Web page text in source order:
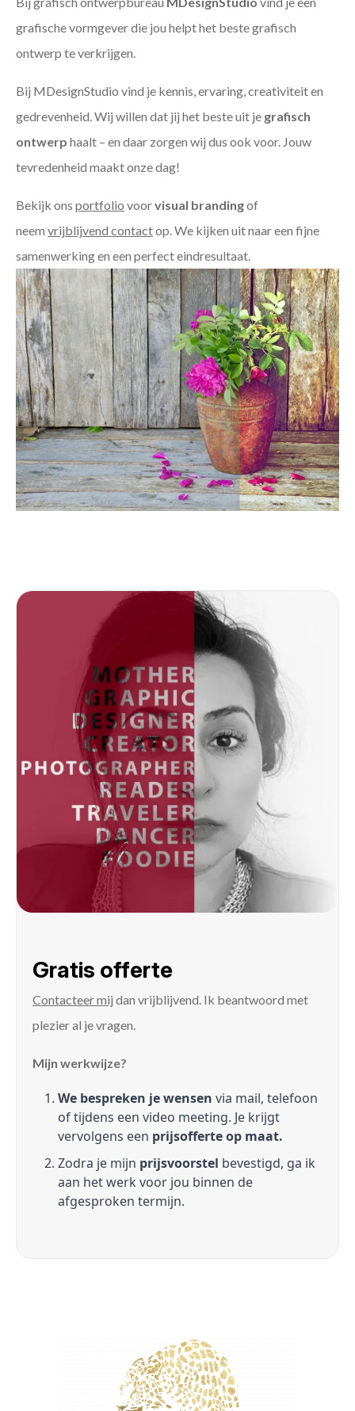
grafische vormgever die jou helpt het beste grafisch
ontwerp te verkrijgen.
Bij MDesignStudio vind je kennis, ervaring, creativiteit en
gedrevenheid. Wij willen dat jij het beste uit je grafisch
ontwerp haalt – en daar zorgen wij dus ook voor. Jouw
tevredenheid maakt onze dag!
Bekijk ons portfolio voorvisual brandingof
neem vrijblijvend contactop. We kijken uit naar een fijne
samenwerking en een perfect eindresultaat.
Gratis offerte
Contacteer mij dan vrijblijvend. Ik beantwoord met
plezier al je vragen.
Mijn werkwijze?
We bespreken je wensen via mail, telefoon
of tijdens een video meeting. Je krijgt
vervolgens een prijsofferte op maat.
Zodra je mijn prijsvoorstel bevestigd, ga ik
aan het werk voor jou binnen de
afgesproken termijn.